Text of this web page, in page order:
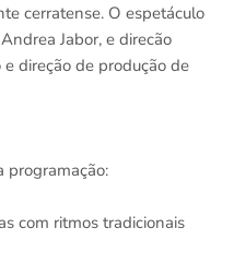
cerratense. O espetáculo
Jabor, e direcão
direção de produção de
programação:
com ritmos tradicionais